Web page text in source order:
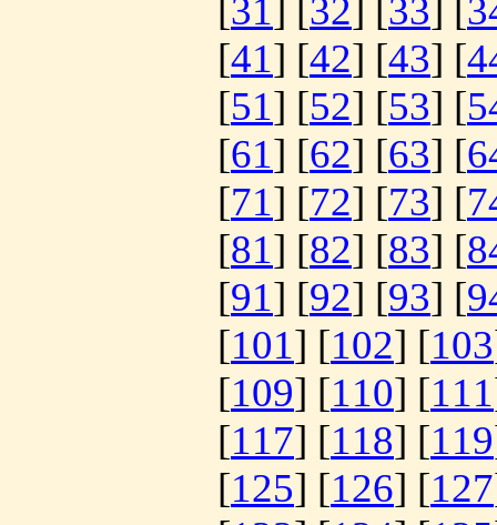
[31] [32] [33] [
[41] [42] [43] [
[51] [52] [53] [
[61] [62] [63] [
[71] [72] [73] [
[81] [82] [83] [
[91] [92] [93] [
[101] [102] [103
[109] [110] [111
[117] [118] [119
[125] [126] [127